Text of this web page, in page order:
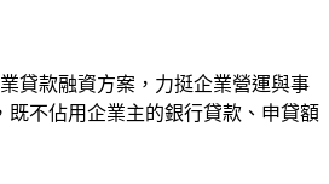
貸款融資方案，力挺企業營運與事
既不佔用企業主的銀行貸款、申貸額